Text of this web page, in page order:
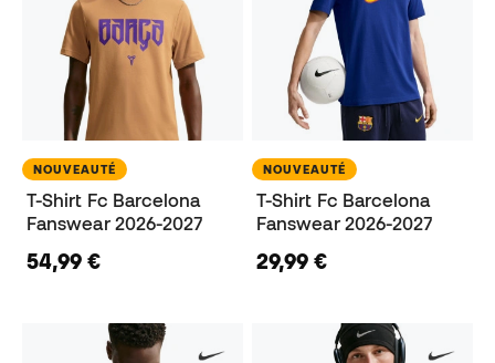
NOUVEAUTÉ
T-Shirt Fc Barcelona
Fanswear 2026-2027
54,99 €
NOUVEAUTÉ
T-Shirt Fc Barcelona
Fanswear 2026-2027
29,99 €